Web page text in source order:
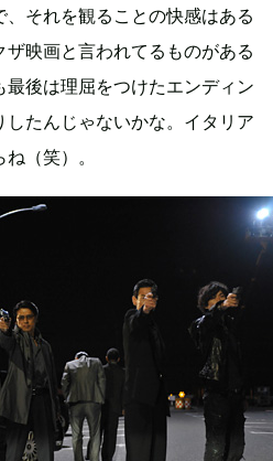
それを観ることの快感はある
映画と言われてるものがある
後は理屈をつけたエンディン
たんじゃないかな。イタリア
（笑）。